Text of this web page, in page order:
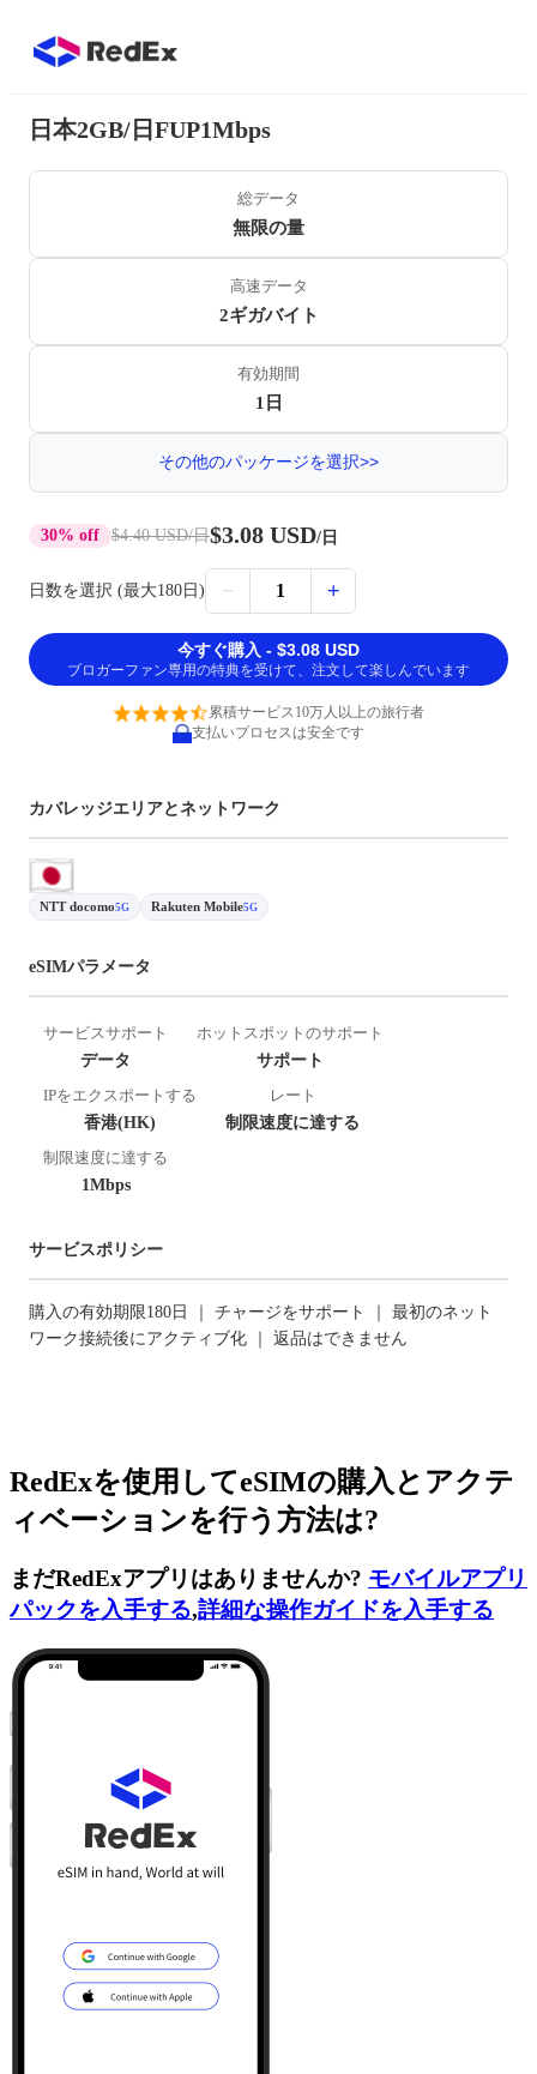
日本2GB/日FUP1Mbps
総データ
無限の量
高速データ
2ギガバイト
有効期間
1日
その他のパッケージを選択>>
30% off $4.40 USD/日$3.08 USD/日
日数を選択 (最大180日) − 1 +
今すぐ購入 - $3.08 USD
ブロガーファン専用の特典を受けて、注文して楽しんでいます
累積サービス10万人以上の旅行者
支払いプロセスは安全です
カバレッジエリアとネットワーク
NTT docomo5G Rakuten Mobile5G
eSIMパラメータ
サービスサポート
データ
ホットスポットのサポート
サポート
IPをエクスポートする
香港(HK)
レート
制限速度に達する
制限速度に達する
1Mbps
サービスポリシー
購入の有効期限180日 ｜ チャージをサポート ｜ 最初のネット
ワーク接続後にアクティブ化 ｜ 返品はできません
RedExを使用してeSIMの購入とアクテ
ィベーションを行う方法は?
まだRedExアプリはありませんか? モバイルアプリ
パックを入手する,詳細な操作ガイドを入手する